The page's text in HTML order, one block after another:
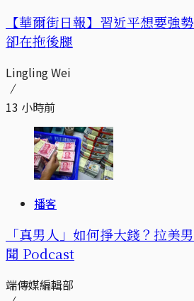
【華爾街日報】習近平想要強
卻在拖後腿
Lingling Wei
13 小時前
播客
「真男人」如何掙大錢？拉美
聞 Podcast
端傳媒編輯部